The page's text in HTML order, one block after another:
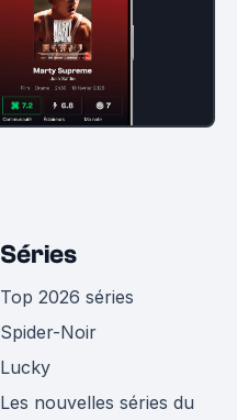
Séries
Top 2026 séries
Spider-Noir
Lucky
Les nouvelles séries du